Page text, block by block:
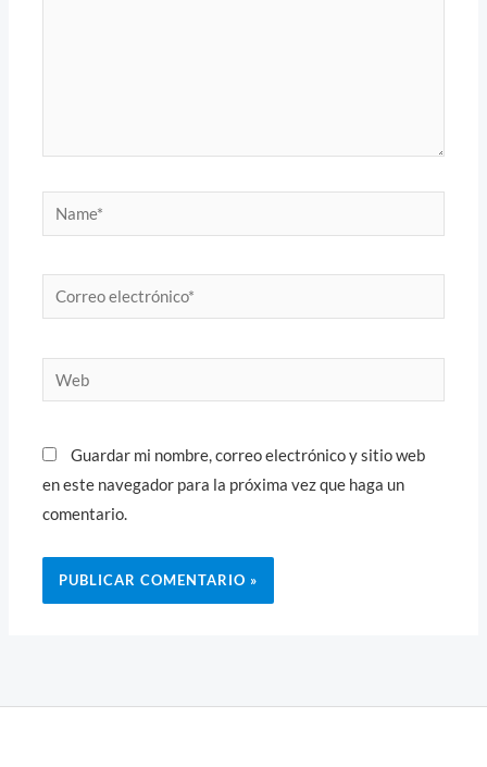
Name*
Correo
electrónico*
Web
Guardar mi nombre, correo electrónico y sitio web
en este navegador para la próxima vez que haga un
comentario.